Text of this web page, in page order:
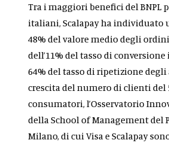
Tra i maggiori benefici del BNPL
italiani, Scalapay ha individuato
48% del valore medio degli
dell’11% del tasso di
64% del tasso di ripetizione
crescita del numero di clienti del
consumatori, l’Osservatorio
della School of Management del
Milano, di cui Visa e Scalapay